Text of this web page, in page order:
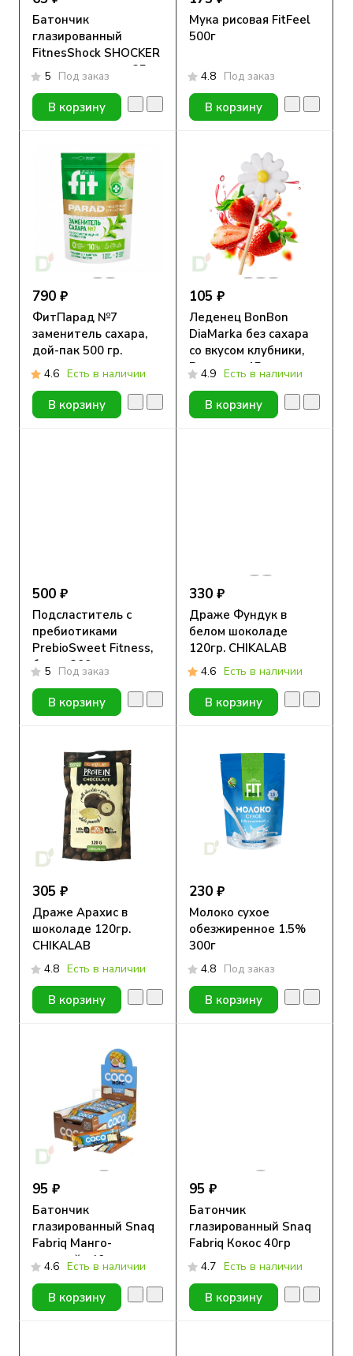
Батончик
глазированный
FitnesShock SHOCKER
арахис-шоколад 35гр.
5 Под заказ
В корзину
Мука рисовая FitFeel
500г
4.8 Под заказ
В корзину
790 ₽
ФитПарад №7
заменитель сахара,
дой-пак 500 гр.
4.6 Есть в наличии
В корзину
105 ₽
Леденец BonBon
DiaMarka без сахара
со вкусом клубники,
Ромашка, 15 гр.
4.9 Есть в наличии
В корзину
500 ₽
Подсластитель с
пребиотиками
PrebioSweet Fitness,
банка 300гр.
5 Под заказ
В корзину
330 ₽
Драже Фундук в
белом шоколаде
120гр. CHIKALAB
4.6 Есть в наличии
В корзину
305 ₽
Драже Арахис в
шоколаде 120гр.
CHIKALAB
4.8 Есть в наличии
В корзину
230 ₽
Молоко сухое
обезжиренное 1.5%
300г
4.8 Под заказ
В корзину
95 ₽
Батончик
глазированный Snaq
Fabriq Манго-
маракуйя 40гр
4.6 Есть в наличии
В корзину
95 ₽
Батончик
глазированный Snaq
Fabriq Кокос 40гр
4.7 Есть в наличии
В корзину